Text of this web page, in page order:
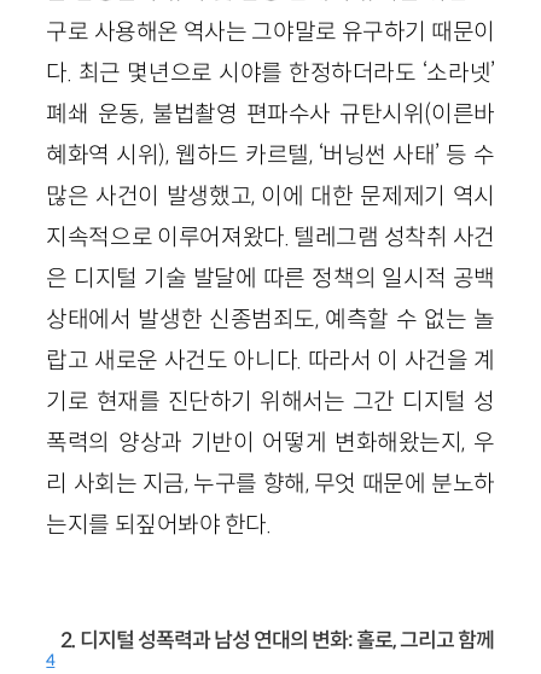
구로 사용해온 역사는 그야말로 유구하기 때문이
다. 최근 몇년으로 시야를 한정하더라도 ‘소라넷’
폐쇄 운동, 불법촬영 편파수사 규탄시위(이른바
혜화역 시위), 웹하드 카르텔, ‘버닝썬 사태’ 등 수
많은 사건이 발생했고, 이에 대한 문제제기 역시
지속적으로 이루어져왔다. 텔레그램 성착취 사건
은 디지털 기술 발달에 따른 정책의 일시적 공백
상태에서 발생한 신종범죄도, 예측할 수 없는 놀
랍고 새로운 사건도 아니다. 따라서 이 사건을 계
기로 현재를 진단하기 위해서는 그간 디지털 성
폭력의 양상과 기반이 어떻게 변화해왔는지, 우
리 사회는 지금, 누구를 향해, 무엇 때문에 분노하
는지를 되짚어봐야 한다.
2. 디지털 성폭력과 남성 연대의 변화: 홀로, 그리고 함께
4